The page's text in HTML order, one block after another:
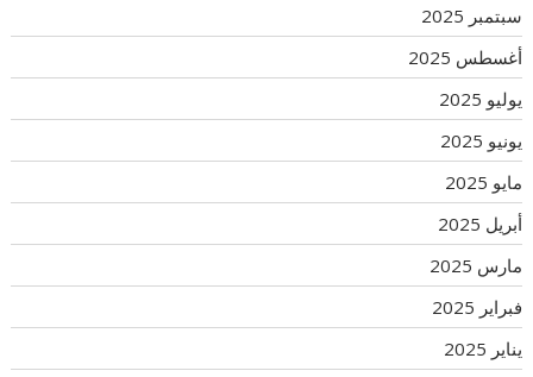
سبتمبر 2025
أغسطس 2025
يوليو 2025
يونيو 2025
مايو 2025
أبريل 2025
مارس 2025
فبراير 2025
يناير 2025